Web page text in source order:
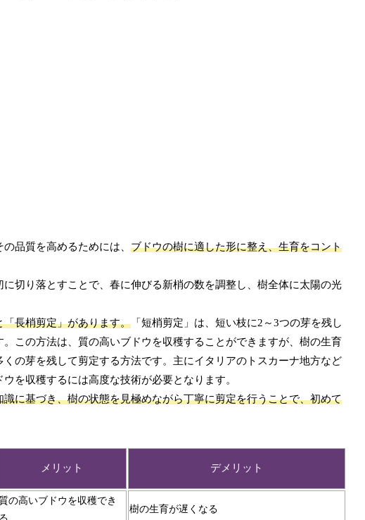
品質を高めるためには、 ブドウの樹に適した形に整え、生育をコント
切り落とすことで、春に伸びる新梢の数を調整し、樹全体に太陽の光
長梢剪定」があります。 「短梢剪定」は、短い枝に2～3つの芽を残し
この方法は、質の高いブドウを収穫することができますが、樹の生育
の芽を残して剪定する方法です。主にイタリアのトスカーナ地方など
を収穫するには高度な技術が必要となります。
に基づき、樹の状態を見極めながら丁寧に剪定を行うことで、初めて
メリット デメリット
の高いブドウを収穫でき
樹の生育が遅くなる